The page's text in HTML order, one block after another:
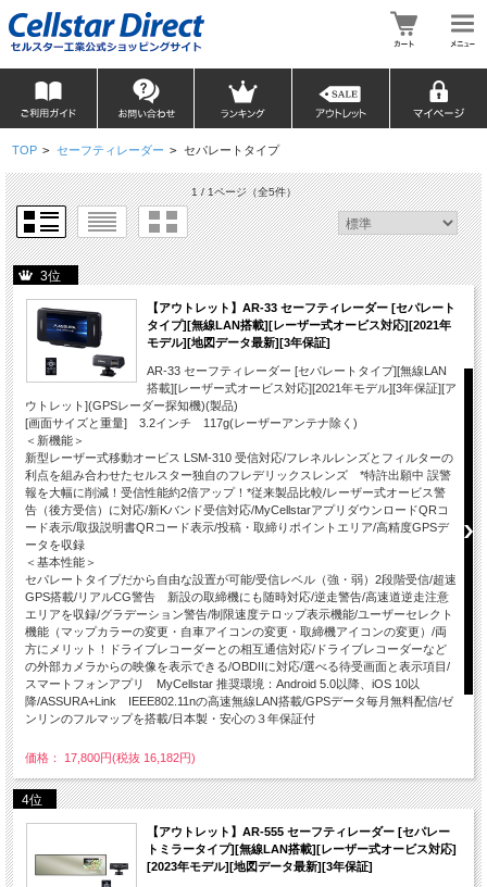
TOP > セーフティレーダー > セパレートタイプ
1 / 1ページ（全5件）
3位
【アウトレット】AR-33 セーフティレーダー [セパレート
タイプ][無線LAN搭載][レーザー式オービス対応][2021年
モデル][地図データ最新][3年保証]
AR-33 セーフティレーダー [セパレートタイプ][無線LAN
搭載][レーザー式オービス対応][2021年モデル][3年保証][ア
ウトレット](GPSレーダー探知機)(製品)
[画面サイズと重量] 3.2インチ 117g(レーザーアンテナ除く)
＜新機能＞
新型レーザー式移動オービス LSM-310 受信対応/フレネルレンズとフィルターの
利点を組み合わせたセルスター独自のフレデリックスレンズ *特許出願中 誤警
報を大幅に削減！受信性能約2倍アップ！*従来製品比較/レーザー式オービス警
告（後方受信）に対応/新Kバンド受信対応/MyCellstarアプリダウンロードQRコ
ード表示/取扱説明書QRコード表示/投稿・取締りポイントエリア/高精度GPSデ
ータを収録
＜基本性能＞
セパレートタイプだから自由な設置が可能/受信レベル（強・弱）2段階受信/超速
GPS搭載/リアルCG警告 新設の取締機にも随時対応/逆走警告/高速道逆走注意
エリアを収録/グラデーション警告/制限速度テロップ表示機能/ユーザーセレクト
機能（マップカラーの変更・自車アイコンの変更・取締機アイコンの変更）/両
方にメリット！ドライブレコーダーとの相互通信対応/ドライブレコーダーなど
の外部カメラからの映像を表示できる/OBDIIに対応/選べる待受画面と表示項目/
スマートフォンアプリ MyCellstar 推奨環境：Android 5.0以降、iOS 10以
降/ASSURA+Link IEEE802.11nの高速無線LAN搭載/GPSデータ毎月無料配信/ゼ
ンリンのフルマップを搭載/日本製・安心の３年保証付
価格： 17,800円(税抜 16,182円)
4位
【アウトレット】AR-555 セーフティレーダー [セパレー
トミラータイプ][無線LAN搭載][レーザー式オービス対応]
[2023年モデル][地図データ最新][3年保証]